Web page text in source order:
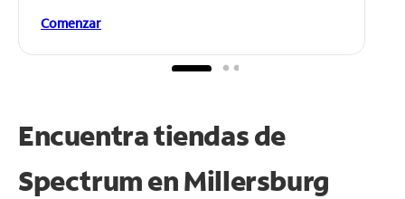
Comenzar
Encuentra tiendas de
Spectrum enMillersburg